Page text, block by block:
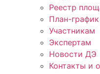
Реестр
План-
Участникам
Экспертам
Новости ДЭ
Контакты и